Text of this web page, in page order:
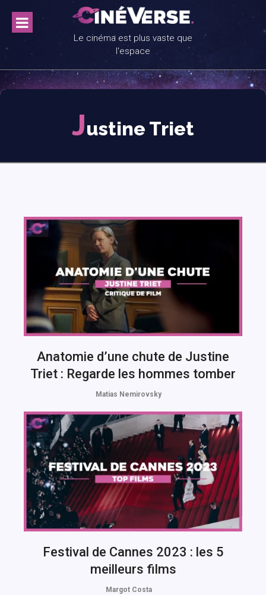
content
Le cinéma est plus vaste que
l'espace
Justine Triet
Anatomie d’une chute de Justine
Triet : Regarde les hommes tomber
Matias Nemirovsky
Festival de Cannes 2023 : les 5
meilleurs films
Margot Costa